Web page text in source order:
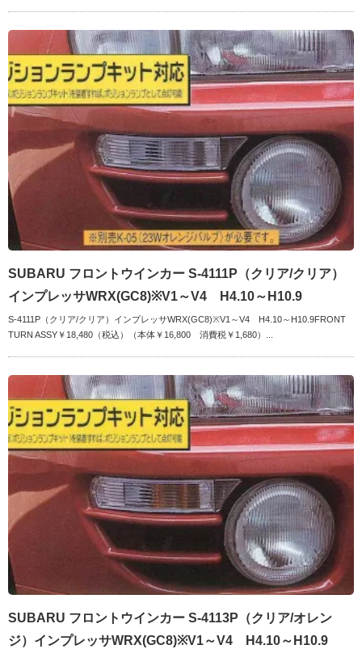
SUBARU フロントウインカー S-4111P（クリア/クリア）
インプレッサWRX(GC8)※V1～V4 H4.10～H10.9
S-4111P（クリア/クリア）インプレッサWRX(GC8)※V1～V4 H4.10～H10.9FRONT
TURN ASSY￥18,480（税込）（本体￥16,800 消費税￥1,680）...
SUBARU フロントウインカー S-4113P（クリア/オレン
ジ）インプレッサWRX(GC8)※V1～V4 H4.10～H10.9